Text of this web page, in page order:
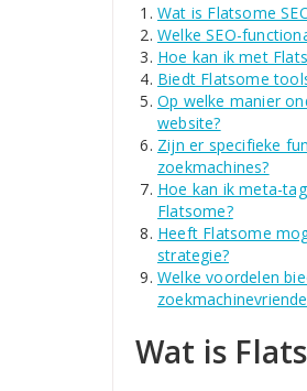
Wat is Flatsome
Welke SEO-
Hoe kan ik met
Biedt Flatsome
Op welke manier
website?
Zijn er specifieke
zoekmachines?
Hoe kan ik meta-
Flatsome?
Heeft Flatsome
strategie?
Welke voordelen
Wat is